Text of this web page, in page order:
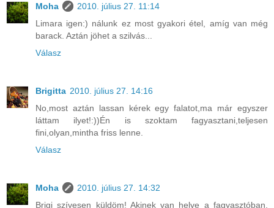
Moha
2010. július 27. 11:14
Limara igen:) nálunk ez most gyakori étel, amíg van még
barack. Aztán jöhet a szilvás...
Válasz
Brigitta 2010. július 27. 14:16
No,most aztán lassan kérek egy falatot,ma már egyszer
láttam ilyet!:))Én is szoktam fagyasztani,teljesen
fini,olyan,mintha friss lenne.
Válasz
Moha
2010. július 27. 14:32
Brigi szívesen küldöm! Akinek van helye a fagyasztóban,